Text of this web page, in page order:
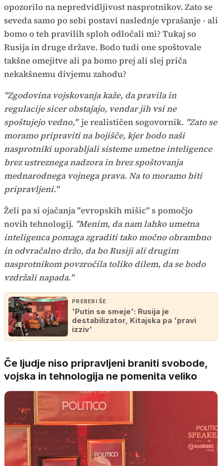
opozorilo na nepredvidljivost nasprotnikov. Zato se
seveda samo po sebi postavi naslednje vprašanje - ali
bomo o teh pravilih sploh odločali mi? Tukaj so
Rusija in druge države. Bodo tudi one spoštovale
takšne omejitve ali pa bomo prej ali slej priča
nekakšnemu divjemu zahodu?
"Zgodovina vojskovanja kaže, da pravila in
regulacije sicer obstajajo, vendar jih vsi ne
spoštujejo vedno," je realističen sogovornik. "Zato se
moramo pripraviti na bojišče, kjer bodo naši
nasprotniki uporabljali sisteme umetne inteligence
brez ustreznega nadzora in brez spoštovanja
mednarodnega vojnega prava. Na to moramo biti
pripravljeni."
Želi pa si ojačanja "evropskih mišic" s pomočjo
novih tehnologij. "Menim, da nam lahko umetna
inteligenca pomaga zgraditi tako močno obrambno
in odvračalno držo, da bo Rusiji ali drugim
nasprotnikom povzročila toliko dilem, da se bodo
vzdržali napada."
PREBERI ŠE
'Putin se smeje': Rusija je
destabilizator, Kitajska pa 'pravi
izziv'
Če ljudje niso pripravljeni braniti svobode,
vojska in tehnologija ne pomenita veliko